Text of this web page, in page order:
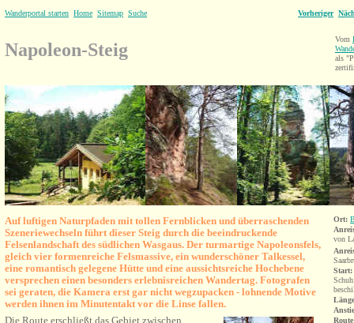
Wanderportal starten Home Sitemap Suche Vorheriger
Napoleon-Steig
Vom
als
Auf luftigen Naturpfaden mit tollen Fernblicken und überraschenden
Szeneriewechseln führt dieser Steig durch die beeindruckende
Felsenlandschaft des südlichen Wasgaus. Der turmartige Napoleonsfels,
gleich vier formenreiche Felsmassive, ein wunderschöner Talkessel,
eine romantisch gelegene Hütte und eine aussichtsreiche Hochebene
versprechen einen besonders erlebnisreichen Wandertag. Fotografen
sei geraten, die Kamera erst gar nicht wegzupacken - lohnende Motive
werden ihnen im Minutentakt vor die Linse fallen.
Die Route erschließt das Gebiet zwischen
Ort:
von
Start: